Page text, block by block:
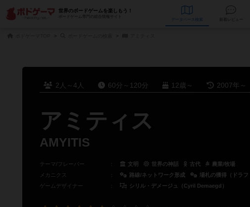
世界のボードゲームを楽しもう！
ボードゲーム専門の総合情報サイト
データベース
2人～4人 60分～120分 12歳～ 2007年～
アミティス
AMYITIS
テーマ/フレーバー ： 文明 世界の神話 古代
農業/牧場
メカニクス
： 路線/ネットワーク形成 場札の獲得（ドラフ
ゲームデザイナー
： シリル・デメージュ（Cyril Demaegd）